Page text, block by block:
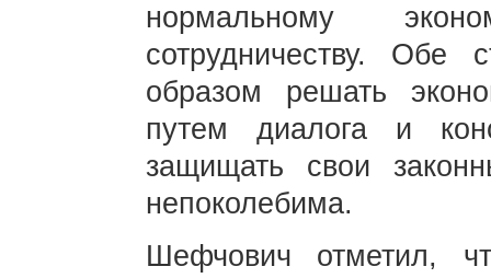
нормальному
сотрудничеству.
образом решать
путем диалога и
защищать свои
непоколебима.
Шефчович отметил,